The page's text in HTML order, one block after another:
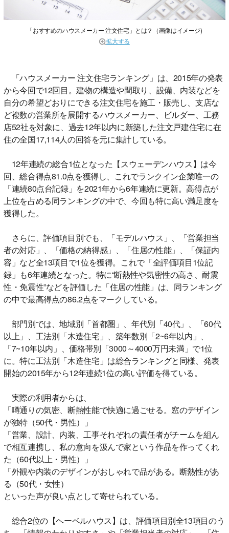
「おすすめのハウスメーカー 注文住宅」とは？（画像はイメージ)
拡大する
「ハウスメーカー 注文住宅ランキング」は、2015年の発表
から今回で12回目。建物の構造や間取り、設備、内装などを
自分の希望どおりにできる注文住宅を施工・販売し、支店な
ど複数の営業所を展開するハウスメーカー、ビルダー、工務
店52社を対象に、過去12年以内に新築した注文戸建住宅に在
住の全国17,114人の回答を元に集計している。
12年連続の総合1位となった【スウェーデンハウス】は今
回、総合得点81.0点を獲得し、これでランクイン企業唯一の
「連続80点台記録」を2021年から6年連続に更新。高得点が
上位を占める同ランキングの中で、今回も特に高い満足度を
獲得した。
さらに、評価項目別でも、「モデルハウス」、「営業担当
者の対応」、「価格の納得感」、「住居の性能」、「保証内
容」など全13項目で1位を獲得。これで「全評価項目1位記
録」も6年連続となった。特に“断熱性や気密性の高さ、耐震
性・免震性”などを評価した「住居の性能」は、同ランキング
の中で最高得点の86.2点をマークしている。
部門別では、地域別「首都圏」、年代別「40代」、「60代
以上」、工法別「木造住宅」、築年数別「2~6年以内」、
「7~10年以内」、価格帯別「3000～4000万円未満」で1位
に。特に工法別「木造住宅」は総合ランキングと同様、発表
開始の2015年から12年連続1位の高い評価を得ている。
実際の利用者からは、
「噂通りの気密、断熱性能で快適に過ごせる。窓のデザイン
が独特（50代・男性）」
「営業、設計、内装、工事それぞれの責任者がチームを組ん
で相互連携し、私の意向を汲んで家という作品を作ってくれ
た（60代以上・男性）」
「外観や内装のデザインがおしゃれで品がある。断熱性があ
る（50代・女性）
といった声が良い点として寄せられている。
総合2位の【ヘーベルハウス】は、評価項目別全13項目のう